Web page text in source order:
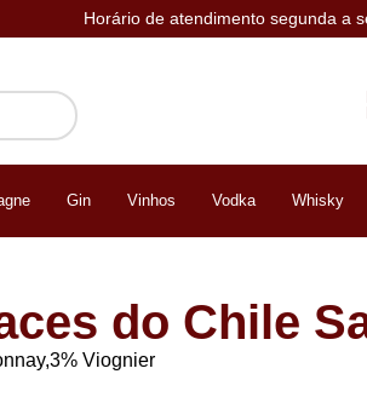
Horário de atendimento segunda a
Gin Vinhos Vodka Whisky
do Chile
Viognier